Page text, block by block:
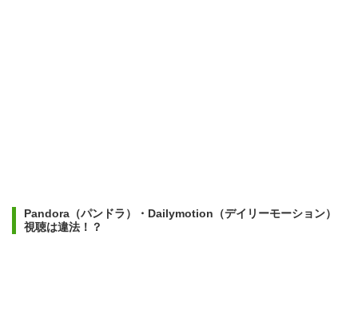
Pandora（パンドラ）・Dailymotion（デイリーモーション）
視聴は違法！？